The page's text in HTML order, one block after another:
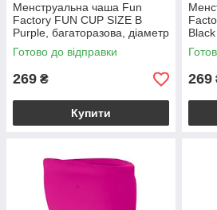
Менструальна чаша Fun
Factory FUN CUP SIZE B
Purple, багаторазова, діаметр
4,3 см, об’єм 30 мл
Готово до відправки
269 ₴
Купити
269